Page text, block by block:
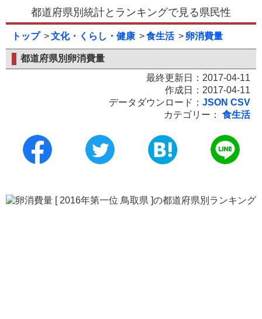
都道府県別統計とランキングで見る県民性
トップ 文化・くらし・健康 食生活 卵消費量
都道府県別卵消費量
最終更新日：2017-04-11
作成日：2017-04-11
データダウンロード： JSON CSV
カテゴリー：
食生活